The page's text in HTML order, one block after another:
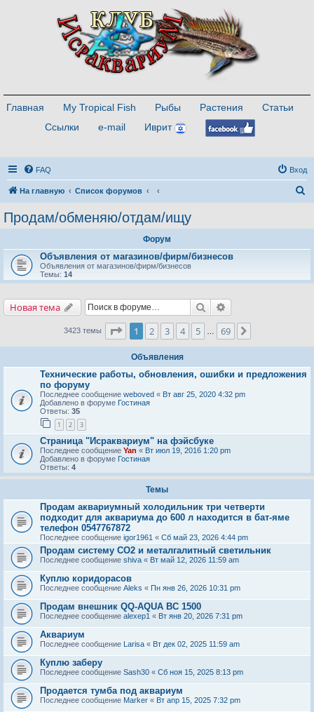
Главная My Tropical Fish Рыбы Растения
Статьи
Ссылки
e-mail Иврит
FAQ Вход
На главную Список форумов
Продам/обменяю/отдам/ищу
Форум
Объявления от магазинов/фирм/бизнесов
Объявления от магазинов/фирм/бизнесов
Темы: 14
Новая тема Поиск
3423 темы Страница1 из
1 2 3 4 5 69
Объявления
Технические работы, обновления, ошибки и предложения
по форуму
Последнее сообщение weboved « Вт авг 25, 2020 4:32 pm
Добавлено в форуме Гостиная
Ответы: 35
1 2 3
Страница "Исраквариум" на фэйсбуке
Последнее сообщение Yan « Вт июл 19, 2016 1:20 pm
Добавлено в форуме Гостиная
Ответы: 4
Темы
Продам аквариумный холодильник три четверти
подходит для аквариума до 600 л находится в бат-яме
телефон 0547767872
Последнее сообщение igor1961 « Сб май 23, 2026 4:44 pm
Продам систему СО2 и металгалитный светильник
Последнее сообщение shiva « Вт май 12, 2026 11:59 am
Куплю коридорасов
Последнее сообщение Aleks « Пн янв 26, 2026 10:31 pm
Продам внешник QQ-AQUA BC 1500
Последнее сообщение alexep1 « Вт янв 20, 2026 7:31 pm
Аквариум
Последнее сообщение Larisa « Вт дек 02, 2025 11:59 am
Куплю заберу
Последнее сообщение Sash30 « Сб ноя 15, 2025 8:13 pm
Продается тумба под аквариум
Последнее сообщение Marker « Вт апр 15, 2025 7:32 pm